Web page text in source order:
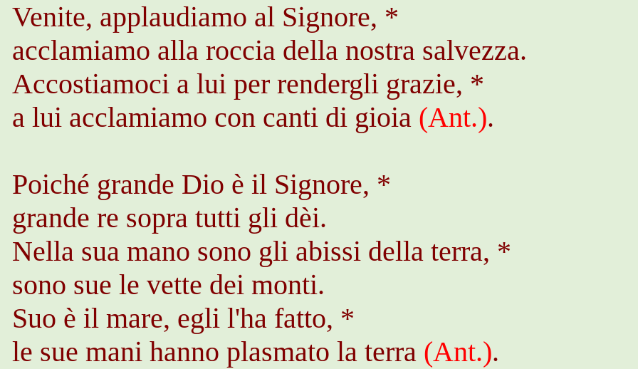
Venite, applaudiamo al Signore, *
acclamiamo alla roccia della nostra salvezza.
Accostiamoci a lui per rendergli grazie, *
a lui acclamiamo con canti di gioia (Ant.).
Poiché grande Dio è il Signore, *
grande re sopra tutti gli dèi.
Nella sua mano sono gli abissi della terra, *
sono sue le vette dei monti.
Suo è il mare, egli l'ha fatto, *
le sue mani hanno plasmato la terra (Ant.).